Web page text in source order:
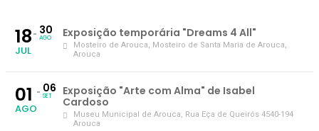
18
JUL
30
AGO Exposição temporária "Dreams 4 All"
Mosteiro de Arouca, Mosteiro de Santa Maria de Arouca,
Arouca
01
AGO
06
SET
Exposição "Arte com Alma" de Isabel
Cardoso
Museu Municipal de Arouca, Rua Eça de Queirós 4540-194
Arouca